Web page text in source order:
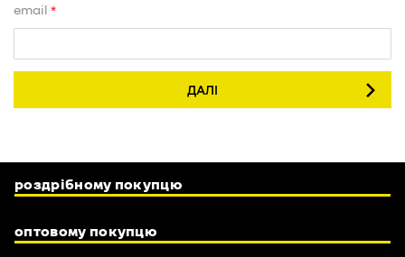
email
ДАЛІ
роздрібному покупцю
оптовому покупцю